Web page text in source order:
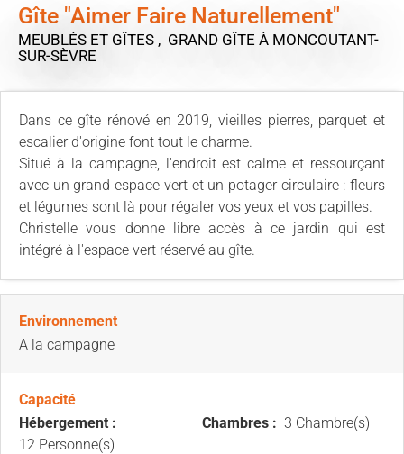
Gîte "Aimer Faire Naturellement"
MEUBLÉS ET GÎTES , GRAND GÎTE À MONCOUTANT-
SUR-SÈVRE
Dans ce gîte rénové en 2019, vieilles pierres, parquet et
escalier d'origine font tout le charme.
Situé à la campagne, l'endroit est calme et ressourçant
avec un grand espace vert et un potager circulaire : fleurs
et légumes sont là pour régaler vos yeux et vos papilles.
Christelle vous donne libre accès à ce jardin qui est
intégré à l'espace vert réservé au gîte.
Environnement
A la campagne
Capacité
Hébergement :
12 Personne(s)
Chambres : 3 Chambre(s)